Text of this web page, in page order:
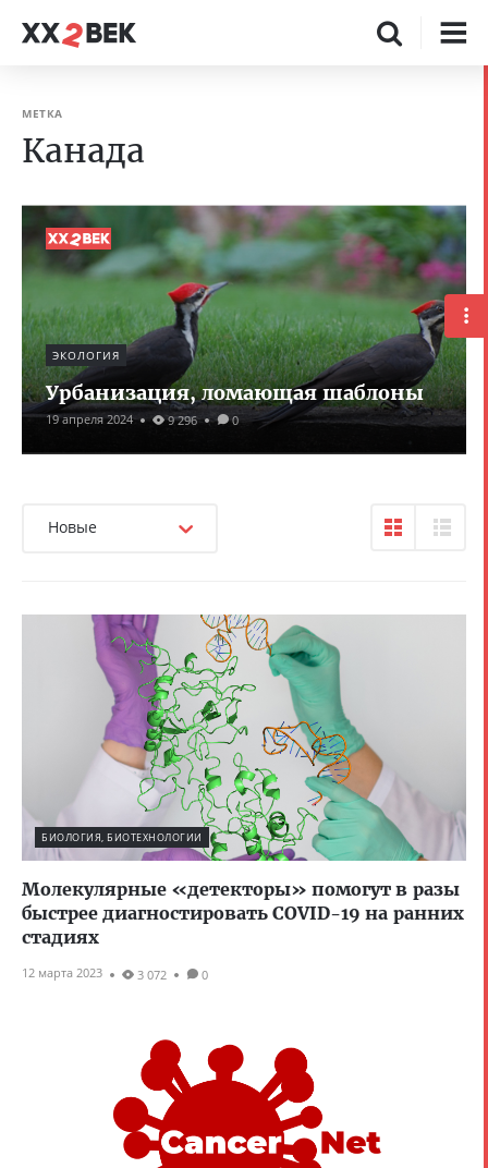
МЕТКА
Канада
ЭКОЛОГИЯ
Урбанизация, ломающая шаблоны
19 апреля 2024 9 296 0
Новые
БИОЛОГИЯ, БИОТЕХНОЛОГИИ
Молекулярные «детекторы» помогут в разы
быстрее диагностировать COVID-19 на ранних
стадиях
12 марта 2023 3 072 0